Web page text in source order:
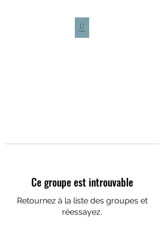
Ce groupe est introuvable
Retournez à la liste des groupes et
réessayez.